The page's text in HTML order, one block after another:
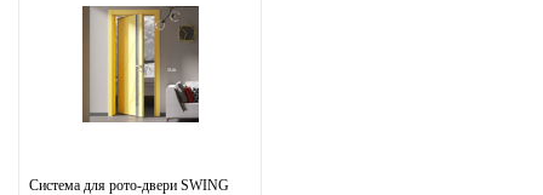
Система для рото-двери SWING